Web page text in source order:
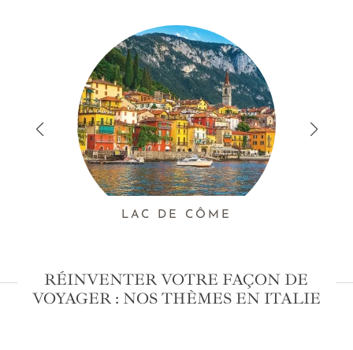
LAC DE CÔME
RÉINVENTER VOTRE FAÇON DE
VOYAGER : NOS THÈMES EN ITALIE